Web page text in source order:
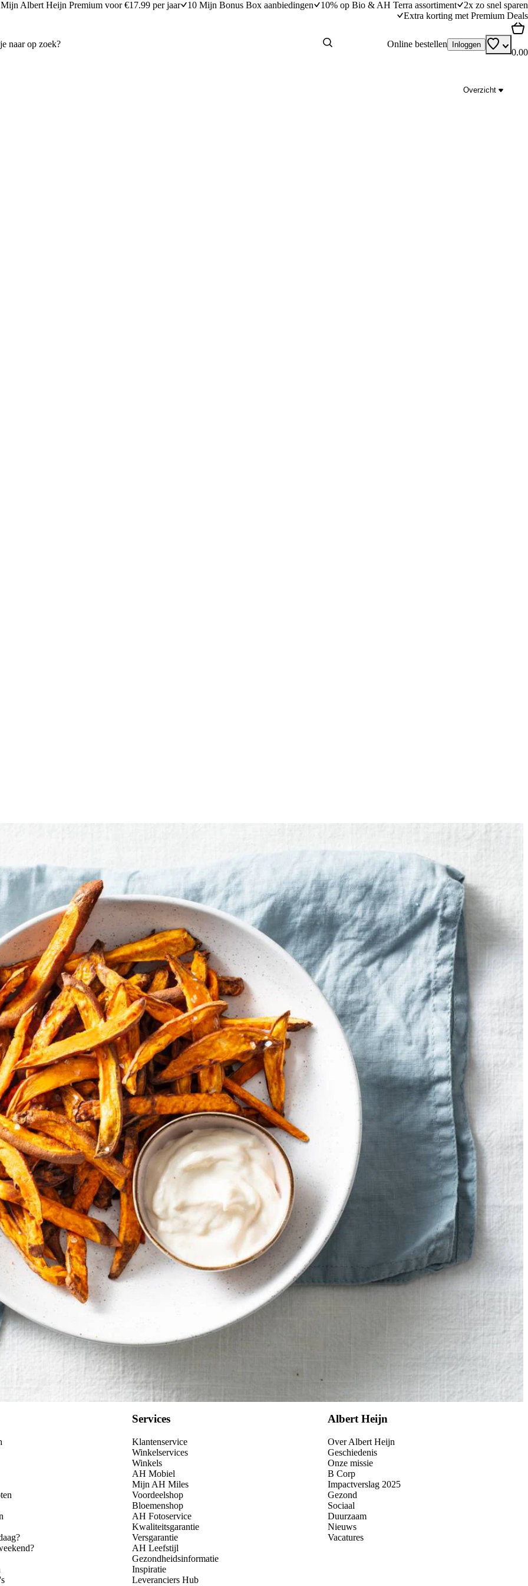
Mijn Albert Heijn Premium voor €17.99 per jaar 10 Mijn Bonus Box aanbiedingen 10% op Bio & AH Terra assortiment
2x zo snel sparen
Extra korting met Premium Deals
Online bestellen Inloggen
0.00
Overzicht
Kies producten
dik. Snijd de plakken in repen van 1 cm en ca. 10-12 cm lang. Dep de friet droog met keukenpapier.
om met de friet. Doe de friet in het mandje van de airfryer en bak in 15 min. goudgeel en gaar. Schud het mandje halverwege
Wat vond je van dit recept?
Services
Klantenservice
Winkelservices
Winkels
AH Mobiel
Mijn AH Miles
Voordeelshop
Bloemenshop
AH Fotoservice
Kwaliteitsgarantie
Versgarantie
AH Leefstijl
Gezondheidsinformatie
Inspiratie
Leveranciers Hub
Albert Heijn
Over Albert Heijn
Geschiedenis
Onze missie
B Corp
Impactverslag 2025
Gezond
Sociaal
Duurzaam
Nieuws
Vacatures